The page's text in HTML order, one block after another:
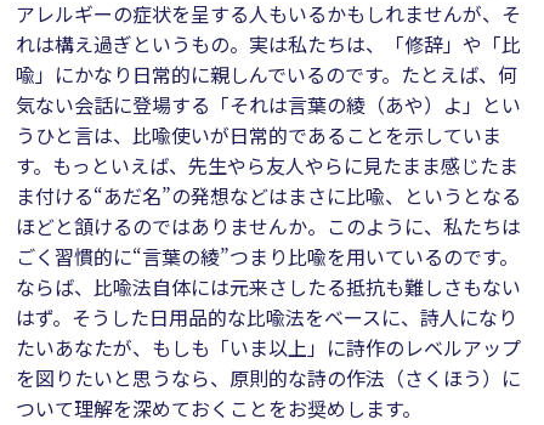
アレルギーの症状を呈する人もいるかもしれませんが、そ
れは構え過ぎというもの。実は私たちは、「修辞」や「比
喩」にかなり日常的に親しんでいるのです。たとえば、何
気ない会話に登場する「それは言葉の綾（あや）よ」とい
うひと言は、比喩使いが日常的であることを示していま
す。もっといえば、先生やら友人やらに見たまま感じたま
ま付ける“あだ名”の発想などはまさに比喩、というとなる
ほどと頷けるのではありませんか。このように、私たちは
ごく習慣的に“言葉の綾”つまり比喩を用いているのです。
ならば、比喩法自体には元来さしたる抵抗も難しさもない
はず。そうした日用品的な比喩法をベースに、詩人になり
たいあなたが、もしも「いま以上」に詩作のレベルアップ
を図りたいと思うなら、原則的な詩の作法（さくほう）に
ついて理解を深めておくことをお奨めします。